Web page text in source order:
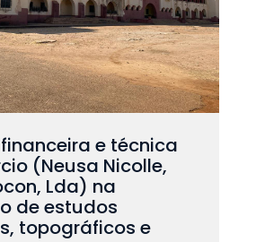
e técnica
(Neusa Nicolle,
Lda) na
de estudos
topográficos e